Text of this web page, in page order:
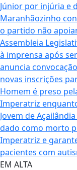
Júnior por injúria e
Maranhãozinho
o partido não
Assembleia
à imprensa após
anuncia
novas inscrições
Homem é preso
Imperatriz
Jovem de
dado como morto
Imperatriz e
pacientes com
EM ALTA